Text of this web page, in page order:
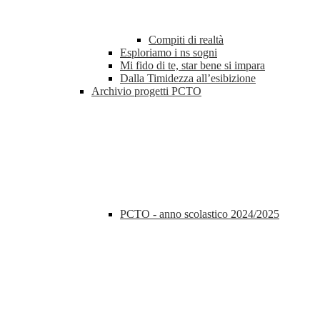
Compiti di realtà
Esploriamo i ns sogni
Mi fido di te, star bene si impara
Dalla Timidezza all’esibizione
Archivio progetti PCTO
PCTO - anno scolastico 2024/2025